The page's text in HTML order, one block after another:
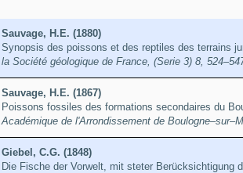
Sauvage, H.E. (1880)
Synopsis des poissons et des reptiles des terrains
la Société géologique de France, (Serie 3) 8,
Sauvage, H.E. (1867)
Poissons fossiles des formations secondaires du
Académique de l'Arrondissement de
Giebel, C.G. (1848)
Die Fische der Vorwelt, mit steter Berücksichtigung